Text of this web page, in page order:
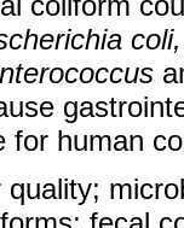
for human
quality;